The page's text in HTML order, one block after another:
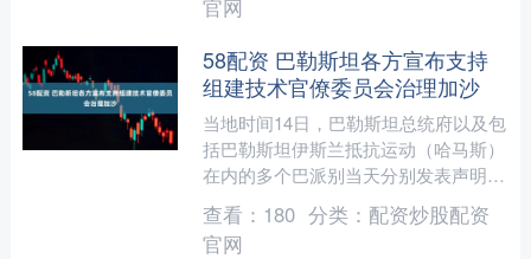
官网
58配资 巴勒斯坦各方宣布支持
组建技术官僚委员会治理加沙
当地时间14日，巴勒斯坦总统府以及包
括巴勒斯坦伊斯兰抵抗运动（哈马斯）
在内的多个巴派别当天分别发表声明，
均表示支持组建一个技术官僚委员会治
理加沙地带。 哈马斯等....
查看： 180 分类： 配资炒股配资
官网